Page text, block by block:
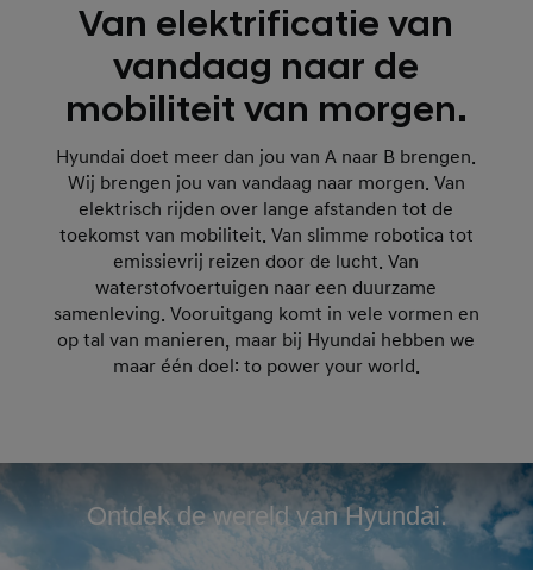
Van elektrificatie van
vandaag naar de
mobiliteit van morgen.
Hyundai doet meer dan jou van A naar B brengen.
Wij brengen jou van vandaag naar morgen. Van
elektrisch rijden over lange afstanden tot de
toekomst van mobiliteit. Van slimme robotica tot
emissievrij reizen door de lucht. Van
waterstofvoertuigen naar een duurzame
samenleving. Vooruitgang komt in vele vormen en
op tal van manieren, maar bij Hyundai hebben we
maar één doel: to power your world.
Ontdek de wereld van Hyundai.